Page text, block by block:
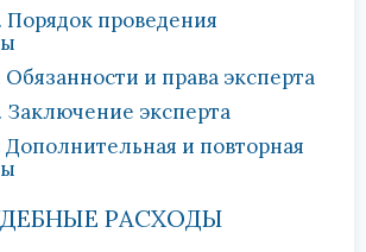
. Порядок проведения
Обязанности и права эксперта
. Заключение эксперта
Дополнительная и повторная
РАСХОДЫ